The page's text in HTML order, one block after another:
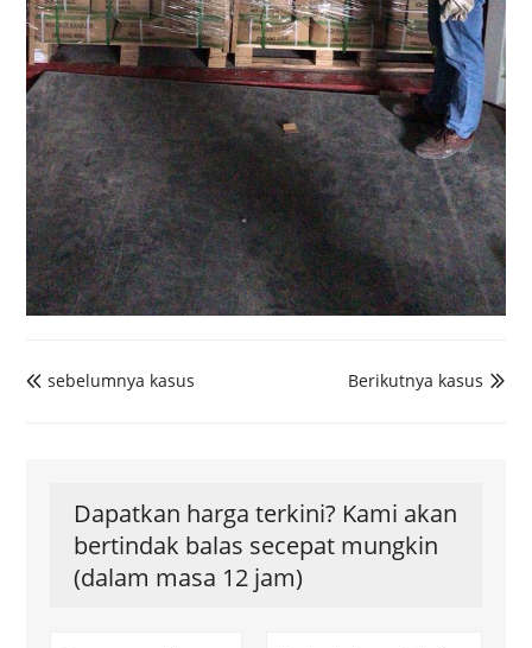
 sebelumnya kasus 
Berikutnya kasus
Dapatkan harga terkini? Kami akan
bertindak balas secepat mungkin
(dalam masa 12 jam)